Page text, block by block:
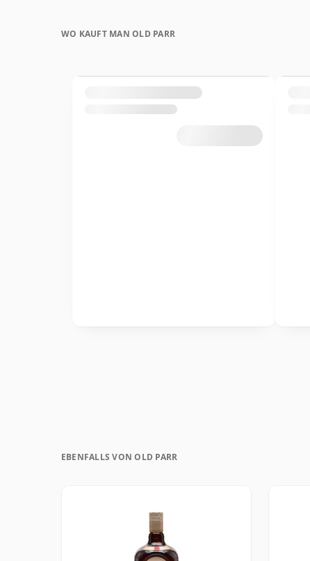
WO KAUFT MAN OLD PARR
EBENFALLS VON OLD PARR